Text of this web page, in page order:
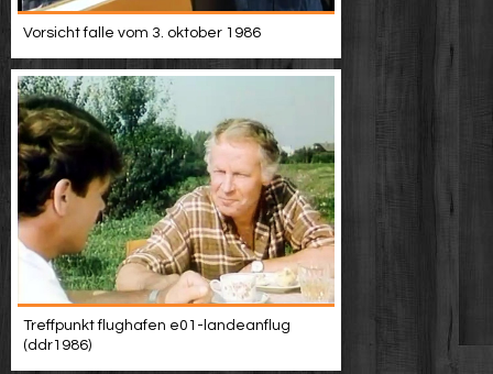
Vorsicht falle vom 3. oktober 1986
Treffpunkt flughafen e01-landeanflug
(ddr1986)